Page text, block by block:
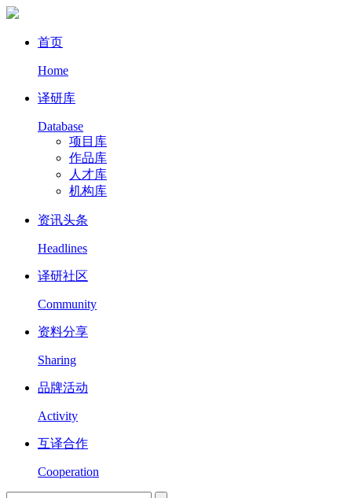
首页
Home
译研库
Database
项目库
作品库
人才库
机构库
资讯头条
Headlines
译研社区
Community
资料分享
Sharing
品牌活动
Activity
互译合作
Cooperation